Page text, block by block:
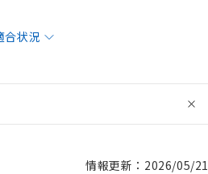
合状況
情報更新：2026/05/21